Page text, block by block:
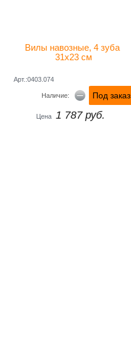
Вилы навозные, 4 зуба
31х23 см
Арт.:0403.074
Наличие: Под заказ
Цена 1 787 руб.